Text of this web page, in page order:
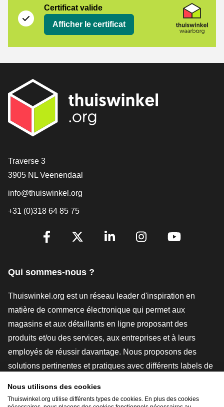
Certificat valide
Afficher le certificat
[_General:Contact]
Traverse 3
3905 NL Veenendaal
info@thuiswinkel.org
+31 (0)318 64 85 75
[_General:SocialMediaTitle]
Qui sommes-nous ?
Thuiswinkel.org est un réseau leader d'inspiration en
matière de commerce électronique qui permet aux
magasins et aux détaillants en ligne proposant des
produits et/ou des services, aux entreprises et à leurs
employés de réussir davantage. Nous proposons des
solutions pertinentes et pratiques avec différents labels de
Nous utilisons des cookies
Thuiswinkel.org utilise différents types de cookies. En plus des cookies